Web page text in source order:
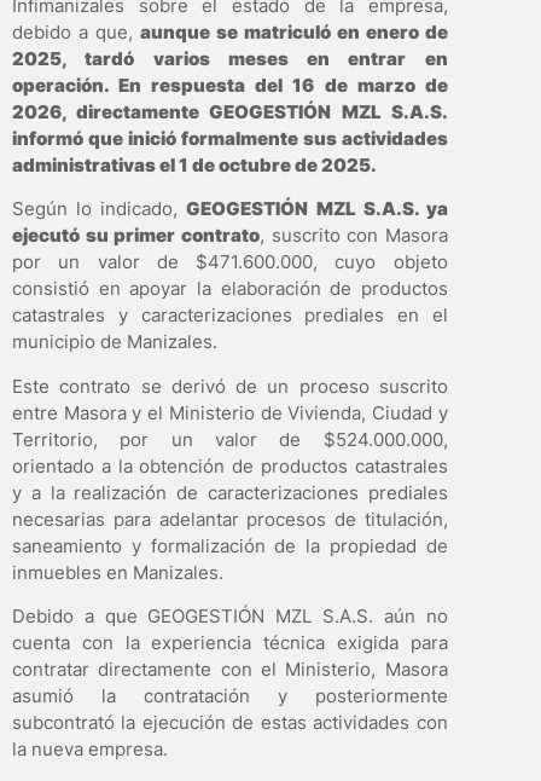
Infimanizales sobre el estado de la empresa,
debido a que, aunque se matriculó en enero de
2025, tardó varios meses en entrar en
operación. En respuesta del 16 de marzo de
2026, directamente GEOGESTIÓN MZL S.A.S.
informó que inició formalmente sus actividades
administrativas el 1 de octubre de 2025.
Según lo indicado,GEOGESTIÓN MZL S.A.S. ya
ejecutó su primer contrato, suscrito con Masora
por un valor de $471.600.000, cuyo objeto
consistió en apoyar la elaboración de productos
catastrales y caracterizaciones prediales en el
municipio de Manizales.
Este contrato se derivó de un proceso suscrito
entre Masora y el Ministerio de Vivienda, Ciudad y
Territorio, por un valor de $524.000.000,
orientado a la obtención de productos catastrales
y a la realización de caracterizaciones prediales
necesarias para adelantar procesos de titulación,
saneamiento y formalización de la propiedad de
inmuebles en Manizales.
Debido a que GEOGESTIÓN MZL S.A.S. aún no
cuenta con la experiencia técnica exigida para
contratar directamente con el Ministerio, Masora
asumió la contratación y posteriormente
subcontrató la ejecución de estas actividades con
la nueva empresa.